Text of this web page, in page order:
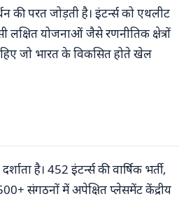
की परत जोड़ती है। इंटर्न्स को एथलीट
लक्षित योजनाओं जैसे रणनीतिक क्षेत्रों
जो भारत के विकसित होते खेल
है। 452 इंटर्न्स की वार्षिक भर्ती,
संगठनों में अपेक्षित प्लेसमेंट केंद्रीय